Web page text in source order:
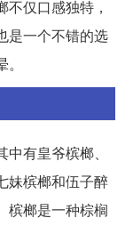
仅口感独特，
是一个不错的选
有皇爷槟榔、
妹槟榔和伍子醉
槟榔是一种棕榈